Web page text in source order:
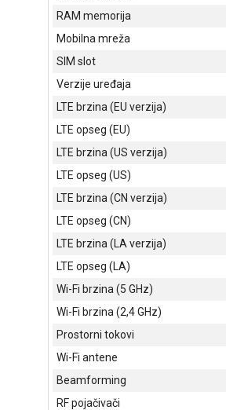
RAM memorija
Mobilna mreža
SIM slot
Verzije uređaja
LTE brzina (EU verzija)
LTE opseg (EU)
LTE brzina (US verzija)
LTE opseg (US)
LTE brzina (CN verzija)
LTE opseg (CN)
LTE brzina (LA verzija)
LTE opseg (LA)
Wi-Fi brzina (5 GHz)
Wi-Fi brzina (2,4 GHz)
Prostorni tokovi
Wi-Fi antene
Beamforming
RF pojačivači